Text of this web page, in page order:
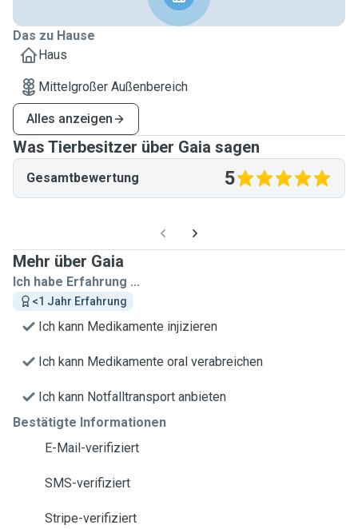
Das zu Hause
Haus
Mittelgroßer Außenbereich
Alles anzeigen
Was Tierbesitzer über Gaia sagen
Gesamtbewertung 5
Mehr über Gaia
Ich habe Erfahrung ...
<1 Jahr Erfahrung
Ich kann Medikamente injizieren
Ich kann Medikamente oral verabreichen
Ich kann Notfalltransport anbieten
Bestätigte Informationen
E-Mail-verifiziert
SMS-verifiziert
Stripe-verifiziert